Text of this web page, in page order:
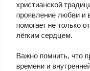
христианской
проявление любви и
помогает не только
лёгким сердцем.
Важно помнить, что
времени и